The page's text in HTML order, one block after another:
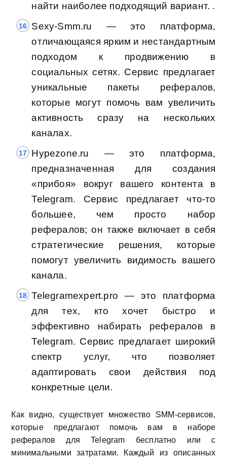
найти наиболее подходящий вариант. .
Sexy-Smm.ru — это платформа,
отличающаяся ярким и нестандартным
подходом к продвижению в
социальных сетях. Сервис предлагает
уникальные пакеты рефералов,
которые могут помочь вам увеличить
активность сразу на нескольких
каналах.
Hypezone.ru — это платформа,
предназначенная для создания
«прибоя» вокруг вашего контента в
Telegram. Сервис предлагает что-то
большее, чем просто набор
рефералов; он также включает в себя
стратегические решения, которые
помогут увеличить видимость вашего
канала.
Telegramexpert.pro — это платформа
для тех, кто хочет быстро и
эффективно набирать рефералов в
Telegram. Сервис предлагает широкий
спектр услуг, что позволяет
адаптировать свои действия под
конкретные цели.
Как видно, существует множество SMM-сервисов,
которые предлагают помочь вам в наборе
рефералов для Telegram бесплатно или с
минимальными затратами. Каждый из описанных